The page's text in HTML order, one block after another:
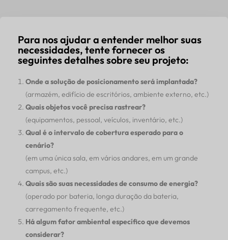
Para nos ajudar a entender melhor suas
necessidades, tente fornecer os
seguintes detalhes sobre seu projeto:
Onde a solução de posicionamento será implantada?
(armazém, edifício de escritórios, ambiente externo, etc.)
Quais objetos você precisa rastrear?
(equipamentos, pessoal, veículos, inventário, etc.)
Qual é o intervalo de cobertura esperado para o
cenário?
(em uma única sala, em vários andares, em um grande
campus, etc.)
Quais são suas necessidades de consumo de energia?
(operado por bateria, longa duração da bateria,
carregamento frequente, etc.)
Há algum fator ambiental específico que devemos
considerar?